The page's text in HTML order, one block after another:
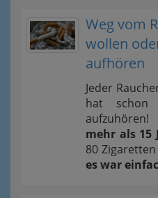
Weg vom
wollen
aufhören
Jeder
hat schon
mehr als 15
80
es war